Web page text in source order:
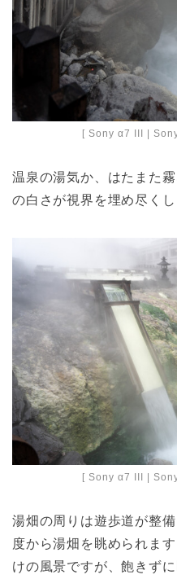
[ Sony α7 III |
温泉の湯気か、はたまた
の白さが視界を埋め尽くし
[ Sony α7 III |
湯畑の周りは遊歩道が整
度から湯畑を眺められま
けの風景ですが、飽きず